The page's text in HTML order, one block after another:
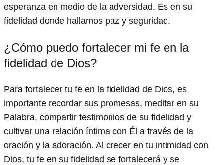
esperanza en medio de la adversidad. Es en su
fidelidad donde hallamos paz y seguridad.
¿Cómo puedo fortalecer mi fe en la
fidelidad de Dios?
Para fortalecer tu fe en la fidelidad de Dios, es
importante recordar sus promesas, meditar en su
Palabra, compartir testimonios de su fidelidad y
cultivar una relación íntima con Él a través de la
oración y la adoración. Al crecer en tu intimidad con
Dios, tu fe en su fidelidad se fortalecerá y se